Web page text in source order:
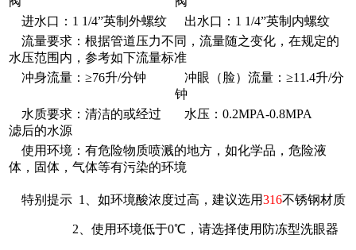
进水口：1 1/4”英制外螺纹
出水口：1 1/4”英制内螺纹
流量要求：根据管道压力不同，流量随之变化，在规定的
水压范围内，参考如下流量标准
冲身流量：≥76升/分钟
冲眼（脸）流量：≥11.4升/分
钟
水质要求：清洁的或经过
滤后的水源
水压：0.2MPA-0.8MPA
使用环境：有危险物质喷溅的地方，如化学品，危险液
体，固体，气体等有污染的环境
特别提示 1、如环境酸浓度过高，建议选用316不锈钢材质
2、使用环境低于0℃，请选择使用防冻型洗眼器